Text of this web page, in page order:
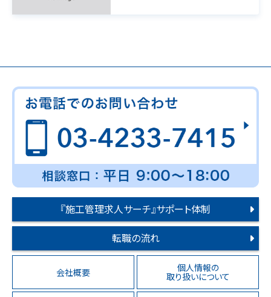
『施工管理求人サーチ』サポート体制
転職の流れ
会社概要 個人情報の
取り扱いについて